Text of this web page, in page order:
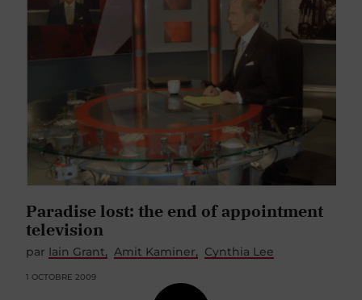
Paradise lost: the end of appointment
television
par Iain Grant Amit Kaminer Cynthia Lee
1 OCTOBRE 2009